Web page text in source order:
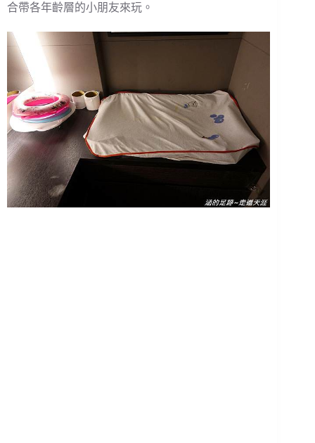
合帶各年齡層的小朋友來玩。